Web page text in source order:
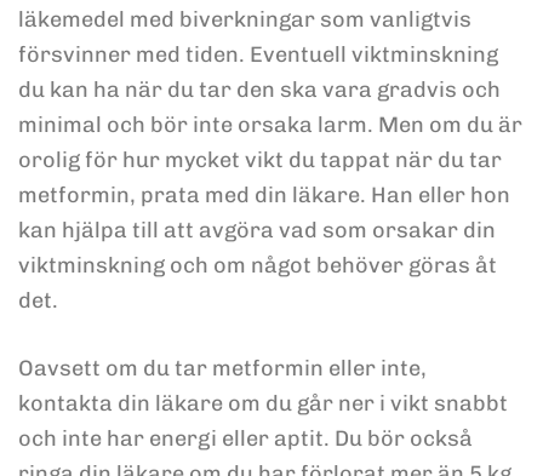
läkemedel med biverkningar som vanligtvis
försvinner med tiden. Eventuell viktminskning
du kan ha när du tar den ska vara gradvis och
minimal och bör inte orsaka larm. Men om du är
orolig för hur mycket vikt du tappat när du tar
metformin, prata med din läkare. Han eller hon
kan hjälpa till att avgöra vad som orsakar din
viktminskning och om något behöver göras åt
det.
Oavsett om du tar metformin eller inte,
kontakta din läkare om du går ner i vikt snabbt
och inte har energi eller aptit. Du bör också